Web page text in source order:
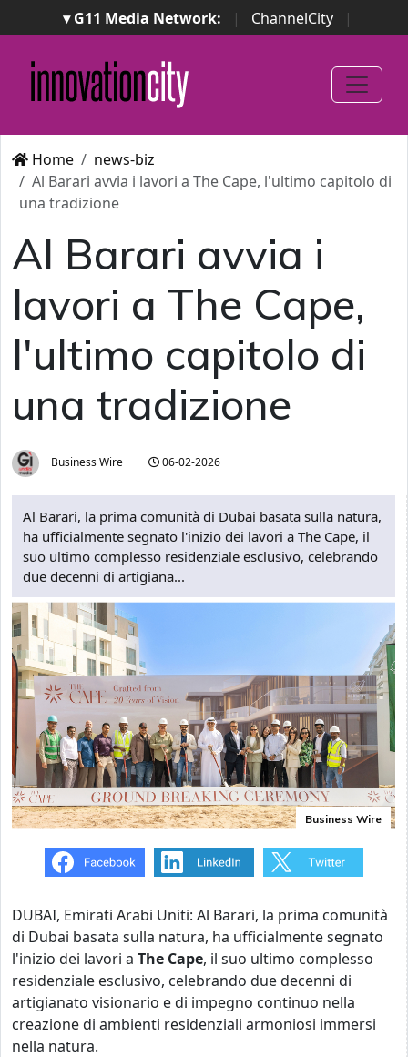
▾ G11 Media Network: | ChannelCity
|
ImpresaCity | SecurityOpenLab | Italian Channel
Awards
Italian Project Awards
Italian Security
Awards
Home
news-biz
Al Barari avvia i lavori a The Cape, l'ultimo capitolo di
una tradizione
Al Barari avvia i
lavori a The Cape,
l'ultimo capitolo di
una tradizione
Business Wire 06-02-2026
Al Barari, la prima comunità di Dubai basata sulla natura,
ha ufficialmente segnato l'inizio dei lavori a The Cape, il
suo ultimo complesso residenziale esclusivo, celebrando
due decenni di artigiana...
Business Wire
DUBAI, Emirati Arabi Uniti: Al Barari, la prima comunità
di Dubai basata sulla natura, ha ufficialmente segnato
l'inizio dei lavori a The Cape, il suo ultimo complesso
residenziale esclusivo, celebrando due decenni di
artigianato visionario e di impegno continuo nella
creazione di ambienti residenziali armoniosi immersi
nella natura.